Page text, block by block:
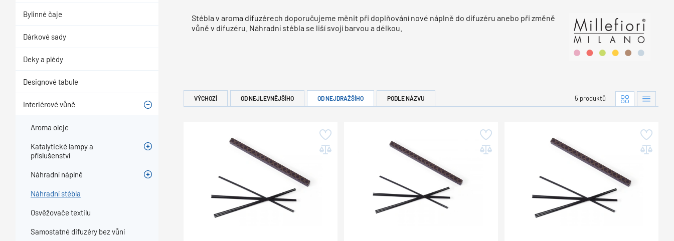
Bylinné čaje
Dárkové sady
Deky a plédy
Designové tabule
Interiérové vůně
Aroma oleje
Katalytické lampy a
příslušenství
Náhradní náplně
Náhradní stébla
Osvěžovače textilu
Samostatné difuzéry bez vůní
Stébla v aroma difuzérech doporučujeme měnit při doplňování nové náplně do difuzéru anebo při změně
vůně v difuzéru. Náhradní stébla se liší svojí barvou a délkou.
VÝCHOZÍ OD NEJLEVNĚJŠÍHO OD NEJDRAŽŠÍHO PODLE NÁZVU 5 produktů